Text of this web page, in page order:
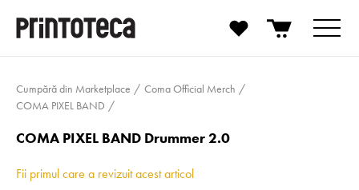
Cumpără din Marketplace
Coma Official Merch
COMA PIXEL BAND
COMA PIXEL BAND Drummer 2.0
Fii primul care a revizuit acest articol